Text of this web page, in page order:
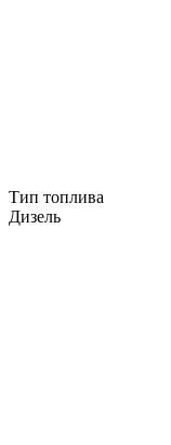
Тип топлива
Дизель